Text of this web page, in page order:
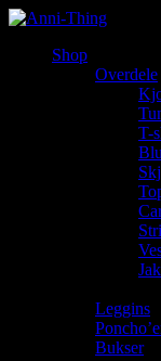
Shop
Overdele
T-
Leggins
Bukser